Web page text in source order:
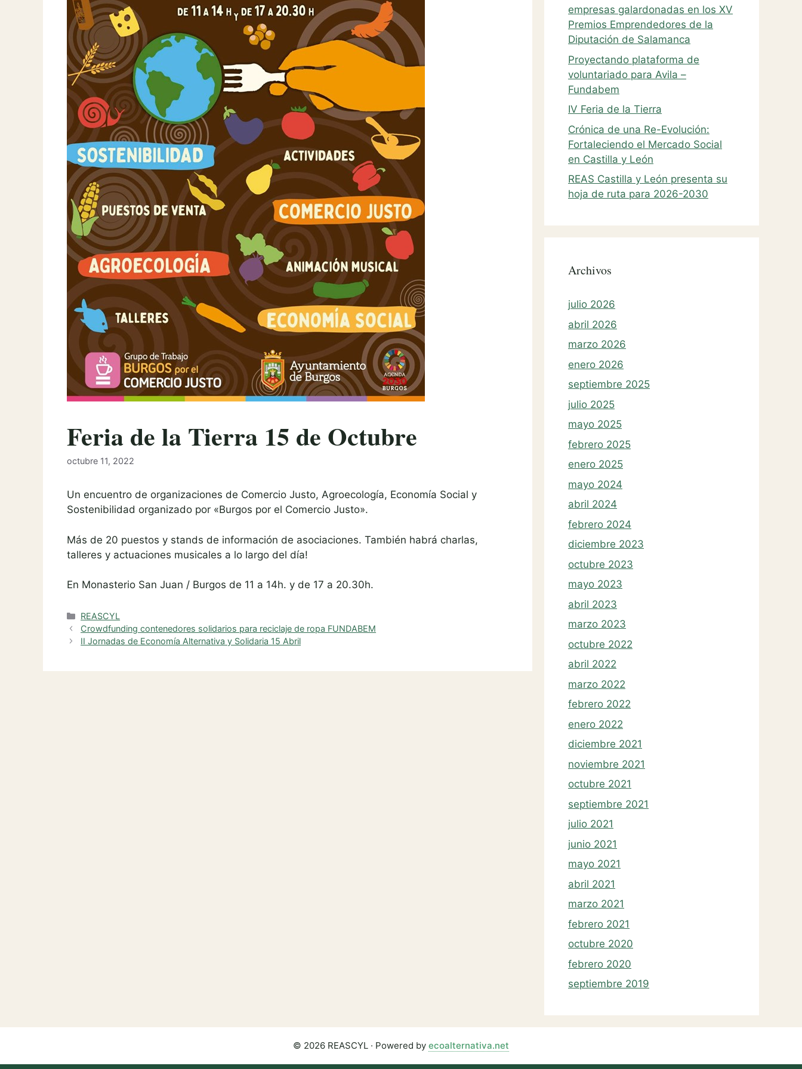
Feria de la Tierra 15 de Octubre
octubre 11, 2022
Un encuentro de organizaciones de Comercio Justo, Agroecología, Economía Social y
Sostenibilidad organizado por «Burgos por el Comercio Justo».
Más de 20 puestos y stands de información de asociaciones. También habrá charlas,
talleres y actuaciones musicales a lo largo del día!
En Monasterio San Juan / Burgos de 11 a 14h. y de 17 a 20.30h.
Categories
REASCYL
Crowdfunding contenedores solidarios para reciclaje de ropa FUNDABEM
II Jornadas de Economía Alternativa y Solidaria 15 Abril
empresas galardonadas en los XV
Premios Emprendedores de la
Diputación de Salamanca
Proyectando plataforma de
voluntariado para Avila –
Fundabem
IV Feria de la Tierra
Crónica de una Re-Evolución:
Fortaleciendo el Mercado Social
en Castilla y León
REAS Castilla y León presenta su
hoja de ruta para 2026-2030
Archivos
julio 2026
abril 2026
marzo 2026
enero 2026
septiembre 2025
julio 2025
mayo 2025
febrero 2025
enero 2025
mayo 2024
abril 2024
febrero 2024
diciembre 2023
octubre 2023
mayo 2023
abril 2023
marzo 2023
octubre 2022
abril 2022
marzo 2022
febrero 2022
enero 2022
diciembre 2021
noviembre 2021
octubre 2021
septiembre 2021
julio 2021
junio 2021
mayo 2021
abril 2021
marzo 2021
febrero 2021
octubre 2020
febrero 2020
septiembre 2019
© 2026 REASCYL · Powered by ecoalternativa.net